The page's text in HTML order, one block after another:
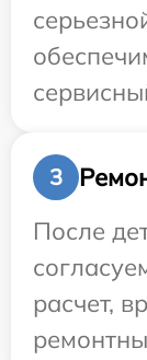
3
После
расчет,